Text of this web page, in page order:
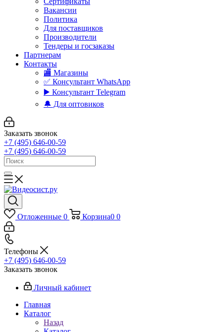
Вакансии
Политика
Для поставщиков
Производители
Тендеры и госзаказы
Партнерам
Контакты
🏬 Магазины
✅️ Консультант WhatsApp
▶️ Консультант Telegram
🔔 Для оптовиков
Заказать звонок
+7 (495) 646-00-59
+7 (495) 646-00-59
Отложенные 0 Корзина0 0
Телефоны
+7 (495) 646-00-59
Заказать звонок
Личный кабинет
Главная
Каталог
Назад